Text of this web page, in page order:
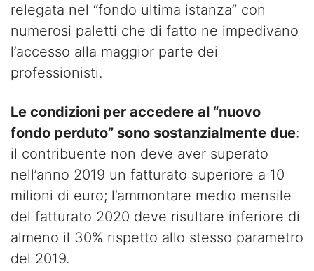
relegata nel “fondo ultima istanza” con
numerosi paletti che di fatto ne impedivano
l’accesso alla maggior parte dei
professionisti.
Le condizioni per accedere al “nuovo
fondo perduto” sono sostanzialmente due:
il contribuente non deve aver superato
nell’anno 2019 un fatturato superiore a 10
milioni di euro; l’ammontare medio mensile
del fatturato 2020 deve risultare inferiore di
almeno il 30% rispetto allo stesso parametro
del 2019.